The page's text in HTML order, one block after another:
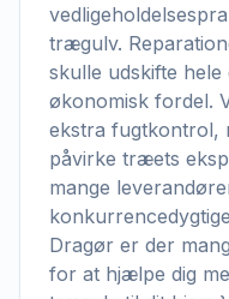
trægulv.
skulle udskifte
økonomisk fordel.
ekstra fugtkontrol,
påvirke træets
mange
Dragør er der
for at hjælpe dig